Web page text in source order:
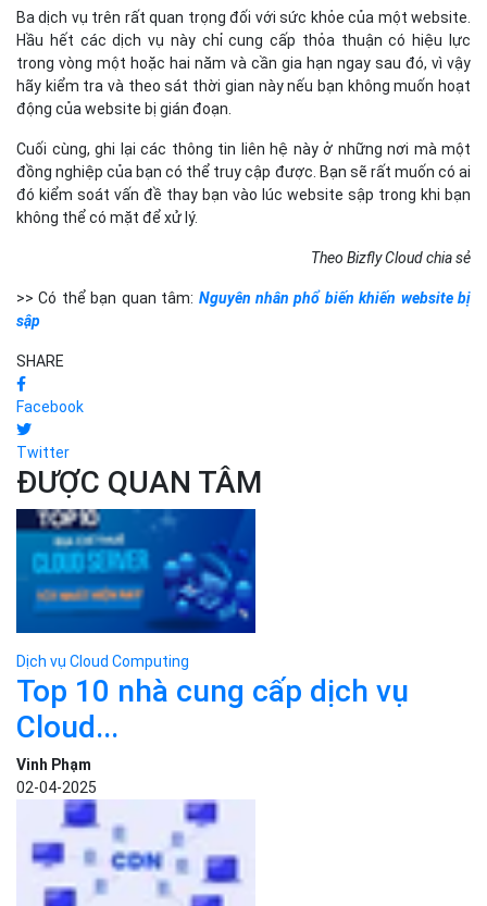
Ba dịch vụ trên rất quan trọng đối với sức khỏe của một website.
Hầu hết các dịch vụ này chỉ cung cấp thỏa thuận có hiệu lực
trong vòng một hoặc hai năm và cần gia hạn ngay sau đó, vì vậy
hãy kiểm tra và theo sát thời gian này nếu bạn không muốn hoạt
động của website bị gián đoạn.
Cuối cùng, ghi lại các thông tin liên hệ này ở những nơi mà một
đồng nghiệp của bạn có thể truy cập được. Bạn sẽ rất muốn có ai
đó kiểm soát vấn đề thay bạn vào lúc website sập trong khi bạn
không thể có mặt để xử lý.
Theo Bizfly Cloud chia sẻ
>> Có thể bạn quan tâm: Nguyên nhân phổ biến khiến website bị
sập
SHARE
Facebook
Twitter
ĐƯỢC QUAN TÂM
Dịch vụ Cloud Computing
Top 10 nhà cung cấp dịch vụ
Cloud...
Vinh Phạm
02-04-2025
Top 10 nhà cung cấp dịch vụ
CDN...
Bizfly Cloud
11-05-2026